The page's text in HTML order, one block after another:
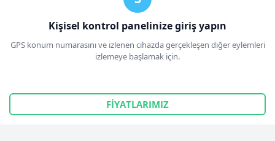
Kişisel kontrol panelinize giriş yapın
GPS konum numarasını ve izlenen cihazda gerçekleşen diğer eylemleri
izlemeye başlamak için.
FİYATLARIMIZ